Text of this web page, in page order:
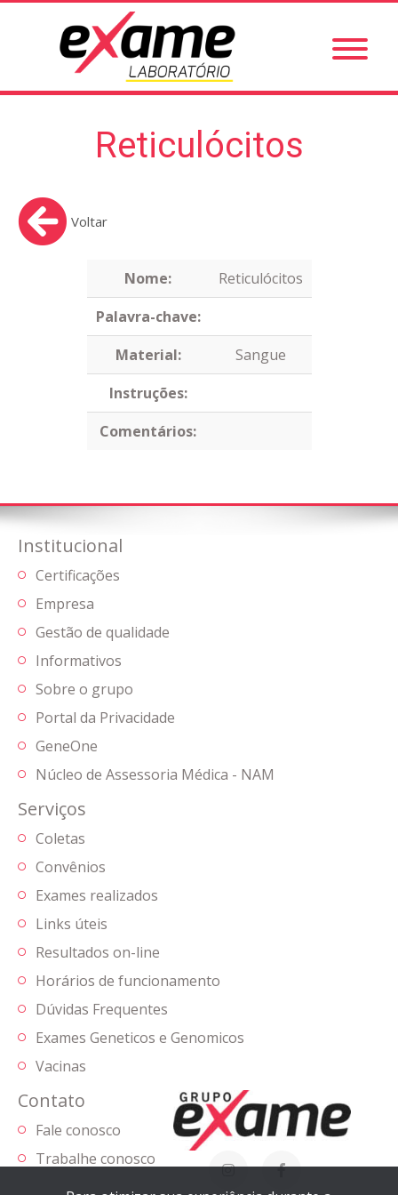
Reticulócitos
Voltar
Nome:
Reticulócitos
Palavra-chave:
Material:
Sangue
Instruções:
Comentários:
Institucional
Certificações
Empresa
Gestão de qualidade
Informativos
Sobre o grupo
Portal da Privacidade
GeneOne
Núcleo de Assessoria Médica - NAM
Serviços
Coletas
Convênios
Exames realizados
Links úteis
Resultados on-line
Horários de funcionamento
Dúvidas Frequentes
Exames Geneticos e Genomicos
Vacinas
Contato
Fale conosco
Trabalhe conosco